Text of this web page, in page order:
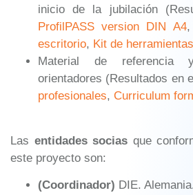
inicio de la jubilación
ProfilPASS version DIN A4,
escritorio, Kit de herramientas
Material de referencia
orientadores (Resultados en
profesionales, Curriculum
Las entidades socias que
este proyecto son:
(Coordinador) DIE.